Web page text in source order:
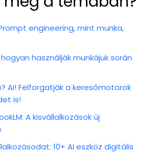
engineering, mint munka,
használják munkájuk során
AI! Felforgatják a keresőmotorok
is!
A kisvállalkozások új
10+ AI eszköz digitális